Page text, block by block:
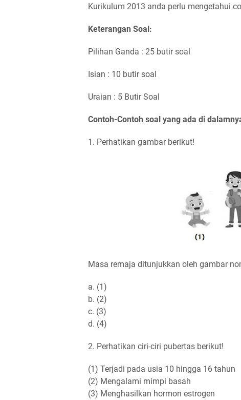
Kurikulum 2013 anda perlu mengetahui
Keterangan Soal:
Pilihan Ganda : 25 butir soal
Isian : 10 butir soal
Uraian : 5 Butir Soal
Contoh-Contoh soal yang ada di
1. Perhatikan gambar berikut!
Masa remaja ditunjukkan oleh gambar
a. (1)
b. (2)
c. (3)
d. (4)
2. Perhatikan ciri-ciri pubertas berikut!
(1) Terjadi pada usia 10 hingga 16 tahun
(2) Mengalami mimpi basah
(3) Menghasilkan hormon estrogen